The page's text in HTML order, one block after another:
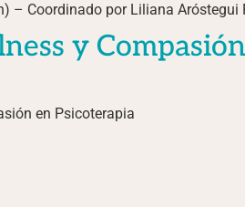
– Coordinado por Liliana Aróstegui
y
en Psicoterapia